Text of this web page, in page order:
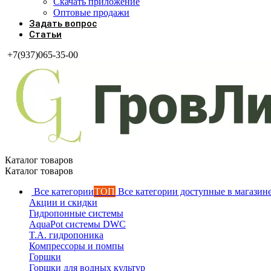
Оптовые продажи
Задать вопрос
Статьи
+7(937)065-35-00
Каталог товаров
Каталог товаров
Все категорииТОП Все категории доступные в
Акции и скидки
Гидропонные системы
AquaPot системы DWC
T.A. гидропоника
Компрессоры и помпы
Горшки
Горшки для водных культур